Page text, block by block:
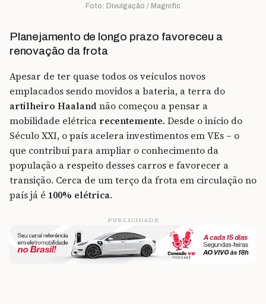
Foto: Divulgação / Magnific
Planejamento de longo prazo favoreceu a
renovação da frota
Apesar de ter quase todos os veículos novos
emplacados sendo movidos a bateria, a terra do
artilheiro Haaland não começou a pensar a
mobilidade elétrica recentemente. Desde o início do
Século XXI, o país acelera investimentos em VEs – o
que contribui para ampliar o conhecimento da
população a respeito desses carros e favorecer a
transição. Cerca de um terço da frota em circulação no
país já é 100% elétrica.
PUBLICIDADE